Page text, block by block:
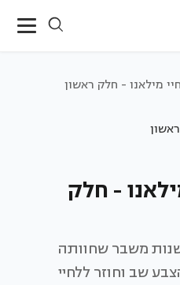
מילאנו - חלק ראשון
- חלק
שנות משבר שחוותה
שב וחוזר ללחיי